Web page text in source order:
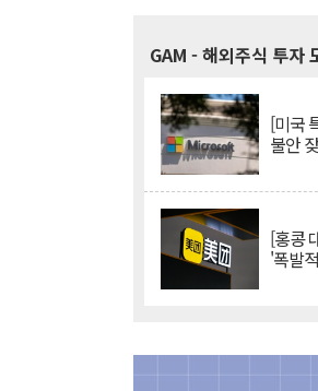
GAM - 해외주식 투자
[미국
불안
[홍콩
'폭발